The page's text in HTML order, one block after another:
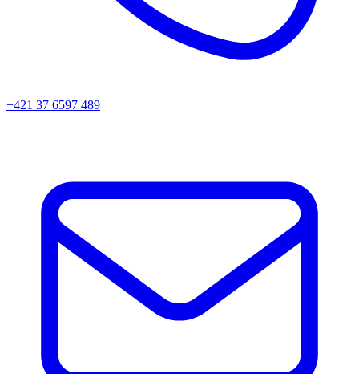
+421 37 6597 489